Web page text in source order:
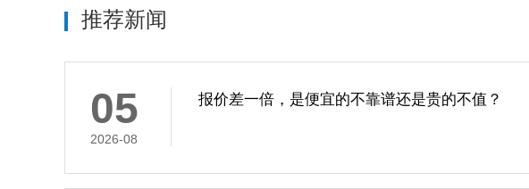
推荐新闻
05
2026-08
报价差一倍，是便宜的不靠谱还是贵的不值？